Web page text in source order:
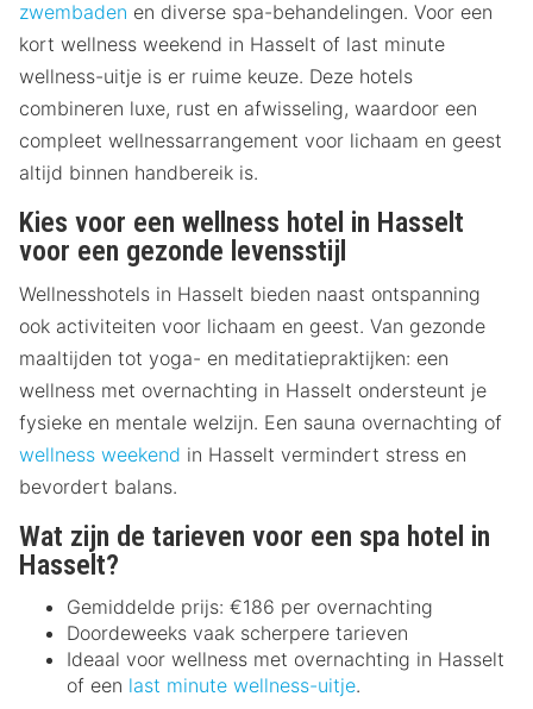
zwembaden en diverse spa-behandelingen. Voor een
kort wellness weekend in Hasselt of last minute
wellness-uitje is er ruime keuze. Deze hotels
combineren luxe, rust en afwisseling, waardoor een
compleet wellnessarrangement voor lichaam en geest
altijd binnen handbereik is.
Kies voor een wellness hotel in Hasselt
voor een gezonde levensstijl
Wellnesshotels in Hasselt bieden naast ontspanning
ook activiteiten voor lichaam en geest. Van gezonde
maaltijden tot yoga- en meditatiepraktijken: een
wellness met overnachting in Hasselt ondersteunt je
fysieke en mentale welzijn. Een sauna overnachting of
wellness weekend in Hasselt vermindert stress en
bevordert balans.
Wat zijn de tarieven voor een spa hotel in
Hasselt?
Gemiddelde prijs: €186 per overnachting
Doordeweeks vaak scherpere tarieven
Ideaal voor wellness met overnachting in Hasselt
of een last minute wellness-uitje.